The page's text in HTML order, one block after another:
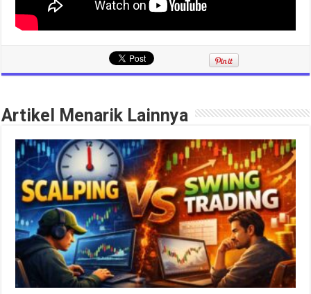
Artikel Menarik Lainnya